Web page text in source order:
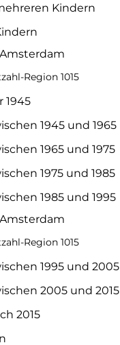
Kindern
Region 1015
1945
1945 und 1965
1965 und 1975
1975 und 1985
1985 und 1995
Region 1015
1995 und 2005
2005 und 2015
2015